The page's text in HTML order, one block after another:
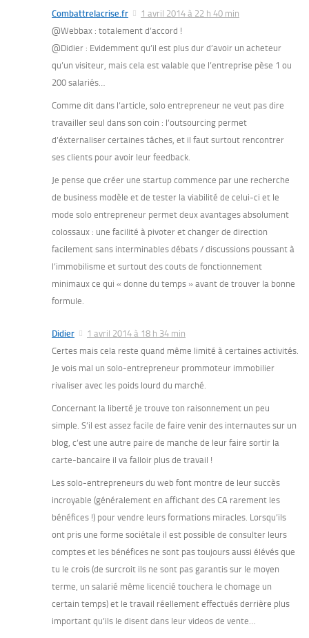
Combattrelacrise.fr
1 avril 2014 à 22 h 40 min
@Webbax : totalement d’accord !
@Didier : Evidemment qu’il est plus dur d’avoir un acheteur
qu’un visiteur, mais cela est valable que l’entreprise pèse 1 ou
200 salariés…
Comme dit dans l’article, solo entrepreneur ne veut pas dire
travailler seul dans son coin : l’outsourcing permet
d’éxternaliser certaines tâches, et il faut surtout rencontrer
ses clients pour avoir leur feedback.
Je pense que créer une startup commence par une recherche
de business modèle et de tester la viabilité de celui-ci et le
mode solo entrepreneur permet deux avantages absolument
colossaux : une facilité à pivoter et changer de direction
facilement sans interminables débats / discussions poussant à
l’immobilisme et surtout des couts de fonctionnement
minimaux ce qui « donne du temps » avant de trouver la bonne
formule.
Didier
1 avril 2014 à 18 h 34 min
Certes mais cela reste quand même limité à certaines activités.
Je vois mal un solo-entrepreneur prommoteur immobilier
rivaliser avec les poids lourd du marché.
Concernant la liberté je trouve ton raisonnement un peu
simple. S’il est assez facile de faire venir des internautes sur un
blog, c’est une autre paire de manche de leur faire sortir la
carte-bancaire il va falloir plus de travail !
Les solo-entrepreneurs du web font montre de leur succès
incroyable (généralement en affichant des CA rarement les
bénéfices !) pour vendre leurs formations miracles. Lorsqu’ils
ont pris une forme sociétale il est possible de consulter leurs
comptes et les bénéfices ne sont pas toujours aussi élévés que
tu le crois (de surcroit ils ne sont pas garantis sur le moyen
terme, un salarié même licencié touchera le chomage un
certain temps) et le travail réellement effectués derrière plus
important qu’ils le disent dans leur videos de vente…